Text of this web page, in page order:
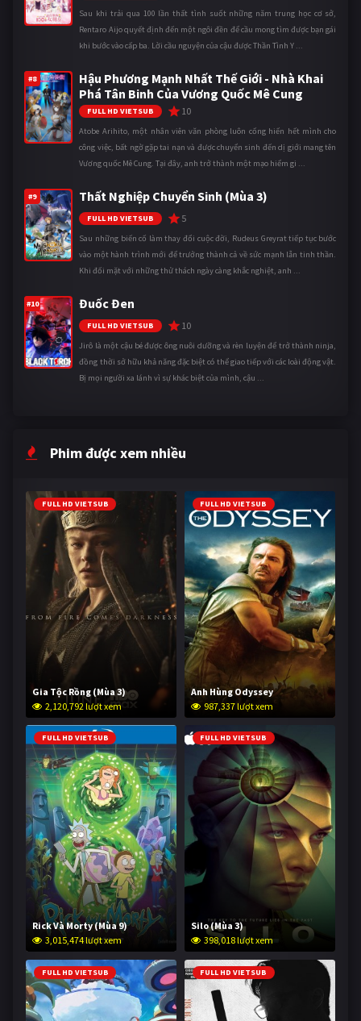
Sau khi trải qua 100 lần thất tình suốt những năm trung học cơ sở,
Rentaro Aijo quyết định đến một ngôi đền để cầu mong tìm được bạn gái
khi bước vào cấp ba. Lời cầu nguyện của cậu được Thần Tình Y ...
#8
Hậu Phương Mạnh Nhất Thế Giới - Nhà Khai
Phá Tân Binh Của Vương Quốc Mê Cung
FULL HD VIETSUB 10
Atobe Arihito, một nhân viên văn phòng luôn cống hiến hết mình cho
công việc, bất ngờ gặp tai nạn và được chuyển sinh đến dị giới mang tên
Vương quốc Mê Cung. Tại đây, anh trở thành một mạo hiểm gi ...
#9 Thất Nghiệp Chuyển Sinh (Mùa 3)
FULL HD VIETSUB 5
Sau những biến cố làm thay đổi cuộc đời, Rudeus Greyrat tiếp tục bước
vào một hành trình mới để trưởng thành cả về sức mạnh lẫn tinh thần.
Khi đối mặt với những thử thách ngày càng khắc nghiệt, anh ...
#10 Đuốc Đen
FULL HD VIETSUB 10
Jirô là một cậu bé được ông nuôi dưỡng và rèn luyện để trở thành ninja,
đồng thời sở hữu khả năng đặc biệt có thể giao tiếp với các loài động vật.
Bị mọi người xa lánh vì sự khác biệt của mình, cậu ...
Phim được xem nhiều
FULL HD VIETSUB
Gia Tộc Rồng (Mùa 3)
2,120,792 lượt xem
FULL HD VIETSUB
Anh Hùng Odyssey
987,337 lượt xem
FULL HD VIETSUB
Rick Và Morty (Mùa 9)
3,015,474 lượt xem
FULL HD VIETSUB
Silo (Mùa 3)
398,018 lượt xem
FULL HD VIETSUB FULL HD VIETSUB